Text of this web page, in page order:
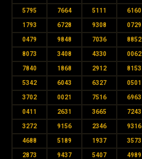
5795 7664 5111 6160
1793 6728 9308 0729
0479 9848 7036 8852
8073 3408 4330 0062
7840 1868 2912 8153
5342 6043 6327 0501
3702 0021 7516 6963
0411 2631 3665 7243
3272 9156 2346 9316
4688 5189 1937 3573
2873 9437 5407 4989